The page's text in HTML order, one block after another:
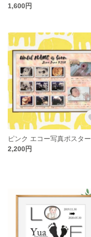
1,600円
ピンク エコー写真ポスター
2,200円